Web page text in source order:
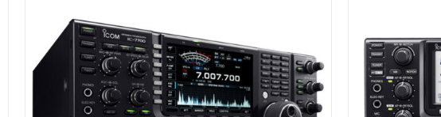
DETAILS